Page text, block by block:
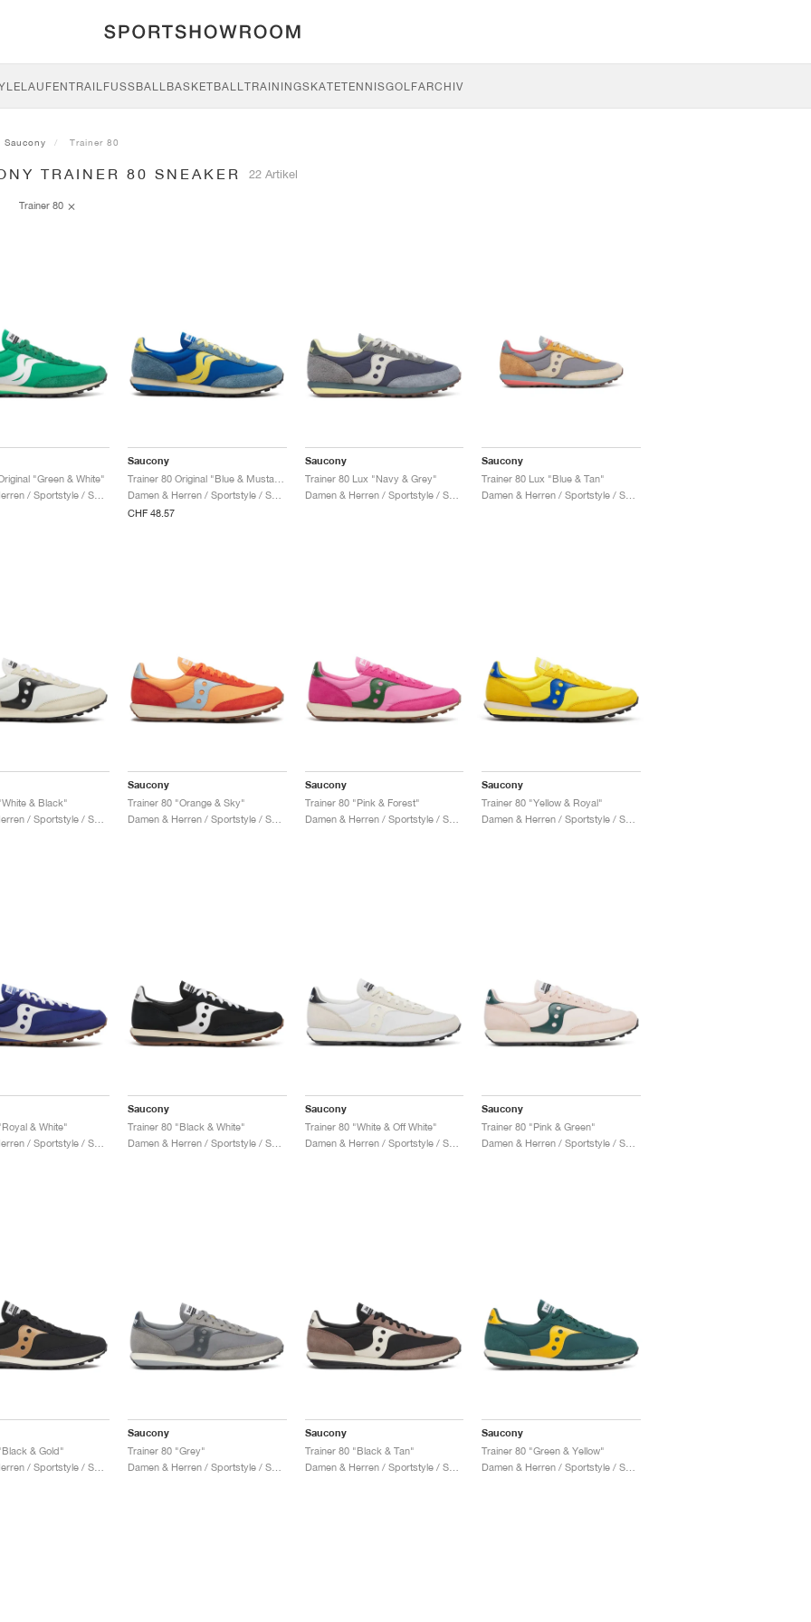
LAUFENTRAILFUSSBALL BASKETBALLTRAININGSKATETENNISGOLFARCHIV
Saucony Trainer 80
TRAINER 80 SNEAKER 22 Artikel
Trainer 80
"Green & White"
Saucony
Damen & Herren / Sportstyle / Schuhe
CHF 48.57
Saucony
Trainer 80 Lux "Navy & Grey"
Damen & Herren / Sportstyle / Schuhe
Saucony
Trainer 80 Lux "Blue & Tan"
& Black"
Saucony
Trainer 80 "Orange & Sky"
Damen & Herren / Sportstyle / Schuhe
Saucony
Trainer 80 "Pink & Forest"
Damen & Herren / Sportstyle / Schuhe
Saucony
Trainer 80 "Yellow & Royal"
& White"
Saucony
Trainer 80 "Black & White"
Damen & Herren / Sportstyle / Schuhe
Saucony
Trainer 80 "White & Off White"
Damen & Herren / Sportstyle / Schuhe
Saucony
Trainer 80 "Pink & Green"
& Gold"
Saucony
Trainer 80 "Grey"
Damen & Herren / Sportstyle / Schuhe
Saucony
Trainer 80 "Black & Tan"
Damen & Herren / Sportstyle / Schuhe
Saucony
Trainer 80 "Green & Yellow"